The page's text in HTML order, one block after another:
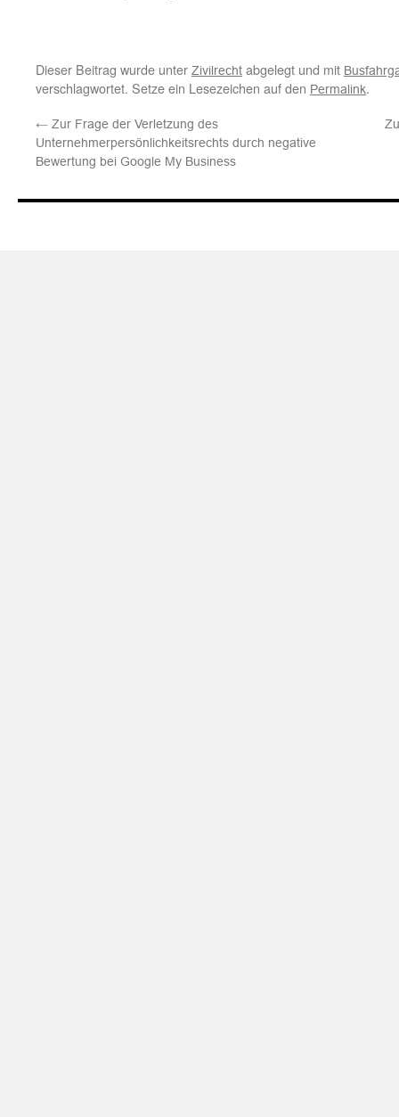
Dieser Beitrag wurde unter Zivilrecht abgelegt und mit
verschlagwortet. Setze ein Lesezeichen auf den Permalink.
← Zur Frage der Verletzung des
Unternehmerpersönlichkeitsrechts durch negative
Bewertung bei Google My Business